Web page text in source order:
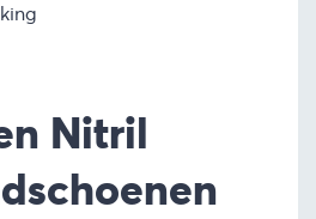
Nitril